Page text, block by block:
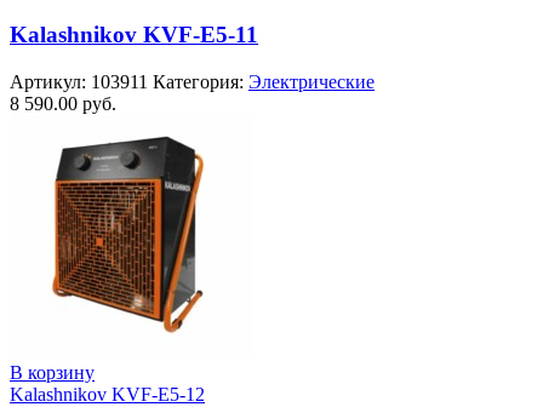
Kalashnikov KVF-E5-11
Артикул: 103911 Категория: Электрические
8 590.00 руб.
В корзину
Kalashnikov KVF-E5-12